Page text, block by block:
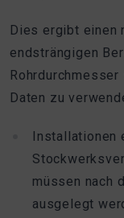
Dies ergibt einen
endsträngigen
Daten zu
Installationen
müssen nach
ausgelegt